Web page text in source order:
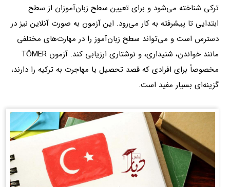
ترکی شناخته می‌شود و برای تعیین سطح زبان‌آموزان از سطح
ابتدایی تا پیشرفته به کار می‌رود. این آزمون به صورت آنلاین نیز در
دسترس است و می‌تواند سطح زبان‌آموز را در مهارت‌های مختلفی
مانند خواندن، شنیداری، و نوشتاری ارزیابی کند. آزمون TÖMER
مخصوصاً برای افرادی که قصد تحصیل یا مهاجرت به ترکیه را دارند،
گزینه‌ای بسیار مفید است.